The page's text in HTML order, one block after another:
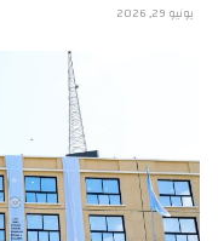
يونيو 29, 2026